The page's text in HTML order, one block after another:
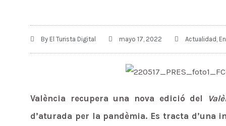
By El Turista Digital mayo 17, 2022 Actualidad
València recupera una nova edició del
d’aturada per la pandèmia. Es tracta d’una